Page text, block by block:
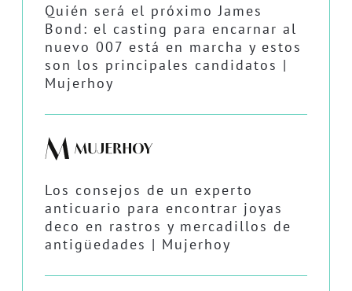
Quién será el próximo James
Bond: el casting para encarnar al
nuevo 007 está en marcha y estos
son los principales candidatos |
Mujerhoy
Los consejos de un experto
anticuario para encontrar joyas
deco en rastros y mercadillos de
antigüedades | Mujerhoy